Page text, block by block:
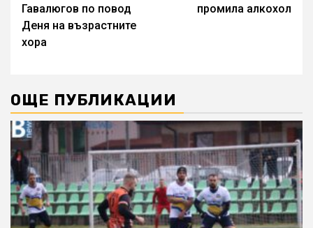
Гавалюгов по повод
Деня на възрастните
хора
промила алкохол
ОЩЕ ПУБЛИКАЦИИ